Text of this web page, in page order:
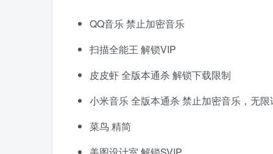
QQ音乐 禁止加密音乐
扫描全能王 解锁VIP
皮皮虾 全版本通杀 解锁下载限制
小米音乐 全版本通杀 禁止加密音乐，无限
菜鸟 精简